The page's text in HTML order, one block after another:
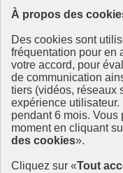
À propos des
Des cookies sont
fréquentation pour en
votre accord, pour
de communication
tiers (vidéos, réseaux
expérience
pendant 6 mois.
moment en cliquant
des cookies».
Cliquez sur «Tout
Ressources
Ressources
La Méth’ODD
Gouvernement
Ce site propose
2030 et la feuille de
tous les acteurs.
info.gouv.fr- ouvre